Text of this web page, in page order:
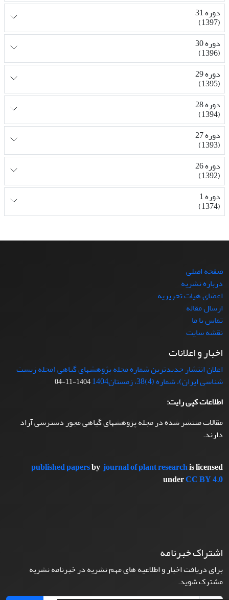
دوره 31
(1397)
دوره 30
(1396)
دوره 29
(1395)
دوره 28
(1394)
دوره 27
(1393)
دوره 26
(1392)
دوره 1
(1374)
صفحه اصلی
درباره نشریه
اعضای هیات تحریریه
ارسال مقاله
تماس با ما
نقشه سایت
اخبار و اعلانات
اعلان انتشار جدیدترین شماره مجله پژوهشهای گیاهی (مجله زیست
شناسی ایران)، شماره (4)38، زمستان1404
1404-11-04
اطلاعات کپی رایت:
مقالات منتشر شده در مجله پژوهشهای گیاهی مجوز دسترسی آزاد
دارند.
published papersbyjournal of plant researchis licensed
underCC BY 4.0
اشتراک خبرنامه
برای دریافت اخبار و اطلاعیه های مهم نشریه در خبرنامه نشریه
مشترک شوید.